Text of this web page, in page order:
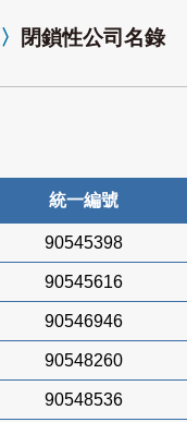
〉 閉鎖性公司名錄
統一編號
90545398
90545616
90546946
90548260
90548536